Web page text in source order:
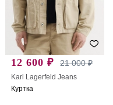
12 600 ₽ 21 000 ₽
Karl Lagerfeld Jeans
Куртка